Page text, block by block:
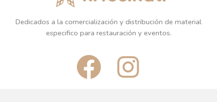
Dedicados a la comercialización y distribución de material
especifico para restauración y eventos.
F
a
I
n